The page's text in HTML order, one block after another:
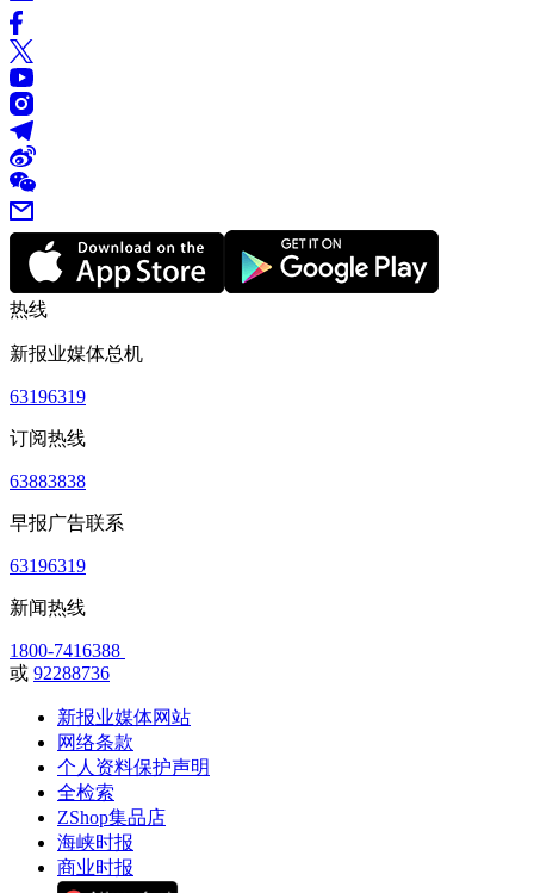
热线
新报业媒体总机
63196319
订阅热线
63883838
早报广告联系
63196319
新闻热线
1800-7416388
或 92288736
新报业媒体网站
网络条款
个人资料保护声明
全检索
ZShop集品店
海峡时报
商业时报